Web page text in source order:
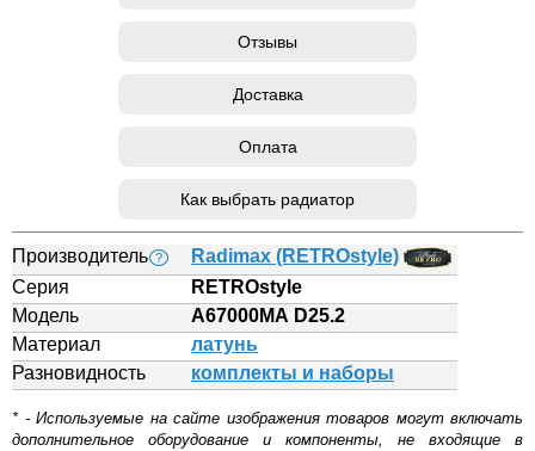
Отзывы
Доставка
Оплата
Как выбрать радиатор
Производитель ?
Radimax (RETROstyle)
Серия
RETROstyle
Модель
А67000МА D25.2
Материал
латунь
Разновидность
комплекты и наборы
* - Используемые на сайте изображения товаров могут включать
дополнительное оборудование и компоненты, не входящие в